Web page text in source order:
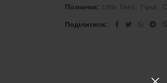
Позначки:
Little Tikes Гірка
Поділитися